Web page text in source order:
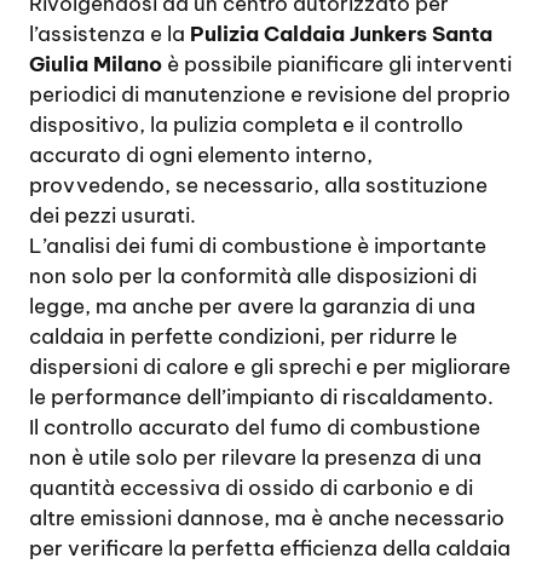
l’assistenza e la Pulizia Caldaia Junkers Santa
Giulia Milano è possibile pianificare gli interventi
periodici di manutenzione e revisione del proprio
dispositivo, la pulizia completa e il controllo
accurato di ogni elemento interno,
provvedendo, se necessario, alla sostituzione
dei pezzi usurati.
L’analisi dei fumi di combustione è importante
non solo per la conformità alle disposizioni di
legge, ma anche per avere la garanzia di una
caldaia in perfette condizioni, per ridurre le
dispersioni di calore e gli sprechi e per migliorare
le performance dell’impianto di riscaldamento.
Il controllo accurato del fumo di combustione
non è utile solo per rilevare la presenza di una
quantità eccessiva di ossido di carbonio e di
altre emissioni dannose, ma è anche necessario
per verificare la perfetta efficienza della caldaia